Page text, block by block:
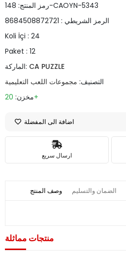
رمز المنتج:148-CAOYN-5343
الرمز الشريطي : 8684508872721
Koli İçi : 24
Paket : 12
الماركة: CA PUZZLE
التصنيف: مجموعات اللعب التعليمية
مخزن:20+
اضافة الى المفضلة
ارسال سريع
وصف المنتج الضمان والتسليم
منتجات مماثلة